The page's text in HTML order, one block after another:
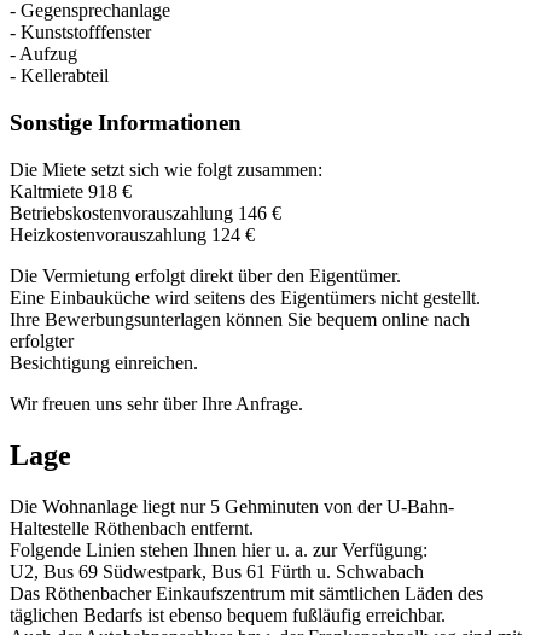
- Gegensprechanlage
- Kunststofffenster
- Aufzug
- Kellerabteil
Sonstige Informationen
Die Miete setzt sich wie folgt zusammen:
Kaltmiete 918 €
Betriebskostenvorauszahlung 146 €
Heizkostenvorauszahlung 124 €
Die Vermietung erfolgt direkt über den Eigentümer.
Eine Einbauküche wird seitens des Eigentümers nicht gestellt.
Ihre Bewerbungsunterlagen können Sie bequem online nach
erfolgter
Besichtigung einreichen.
Wir freuen uns sehr über Ihre Anfrage.
Lage
Die Wohnanlage liegt nur 5 Gehminuten von der U-Bahn-
Haltestelle Röthenbach entfernt.
Folgende Linien stehen Ihnen hier u. a. zur Verfügung:
U2, Bus 69 Südwestpark, Bus 61 Fürth u. Schwabach
Das Röthenbacher Einkaufszentrum mit sämtlichen Läden des
täglichen Bedarfs ist ebenso bequem fußläufig erreichbar.